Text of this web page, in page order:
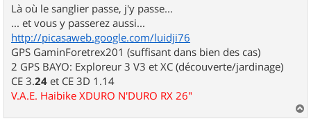
Là où le sanglier passe, j'y passe...
... et vous y passerez aussi...
http://picasaweb.google.com/luidji76
GPS GaminForetrex201 (suffisant dans bien des cas)
2 GPS BAYO: Exploreur 3 V3 et XC (découverte/jardinage)
CE 3.24 et CE 3D 1.14
V.A.E. Haibike XDURO N'DURO RX 26"
a